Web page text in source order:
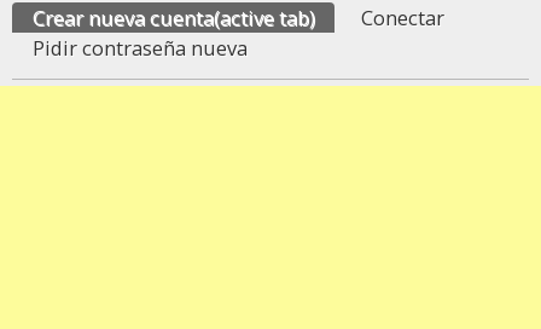
Crear nueva cuenta(active tab)
Conectar
Pidir contraseña nueva